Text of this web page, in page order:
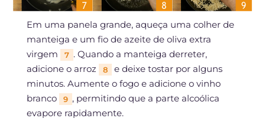
Em uma panela grande, aqueça uma colher de
manteiga e um fio de azeite de oliva extra
virgem
7 . Quando a manteiga derreter,
adicione o arroz
8
e deixe tostar por alguns
minutos. Aumente o fogo e adicione o vinho
branco
9 , permitindo que a parte alcoólica
evapore rapidamente.